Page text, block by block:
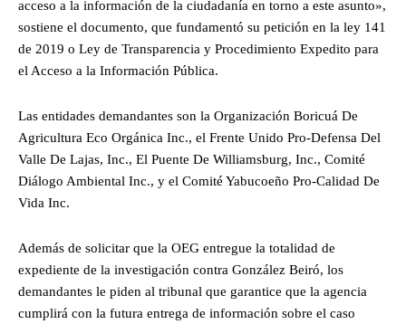
acceso a la información de la ciudadanía en torno a este asunto»,
sostiene el documento, que fundamentó su petición en la ley 141
de 2019 o Ley de Transparencia y Procedimiento Expedito para
el Acceso a la Información Pública.
Las entidades demandantes son la Organización Boricuá De
Agricultura Eco Orgánica Inc., el Frente Unido Pro-Defensa Del
Valle De Lajas, Inc., El Puente De Williamsburg, Inc., Comité
Diálogo Ambiental Inc., y el Comité Yabucoeño Pro-Calidad De
Vida Inc.
Además de solicitar que la OEG entregue la totalidad de
expediente de la investigación contra González Beiró, los
demandantes le piden al tribunal que garantice que la agencia
cumplirá con la futura entrega de información sobre el caso